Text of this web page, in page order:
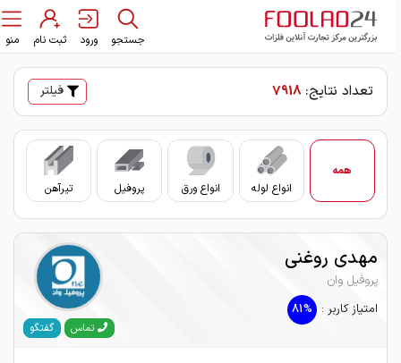
جستجو ورود ثبت نام منو
تعداد نتایج:7918 فیلتر
همه
انواع لوله
انواع ورق پروفیل تیرآهن
مهدی روغنی
پروفیل وان
امتیاز کاربر : 81%
تماس گفتگو